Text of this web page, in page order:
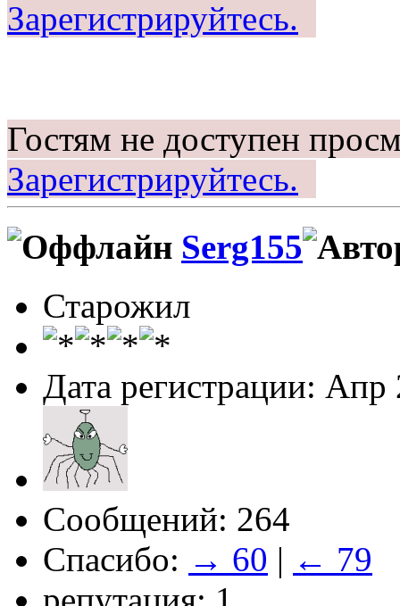
Зарегистрируйтесь.
Гостям не доступен
Зарегистрируйтесь.
Serg155
Старожил
Дата регистрации: Апр
Сообщений: 264
Спасибо: → 60 | ← 79